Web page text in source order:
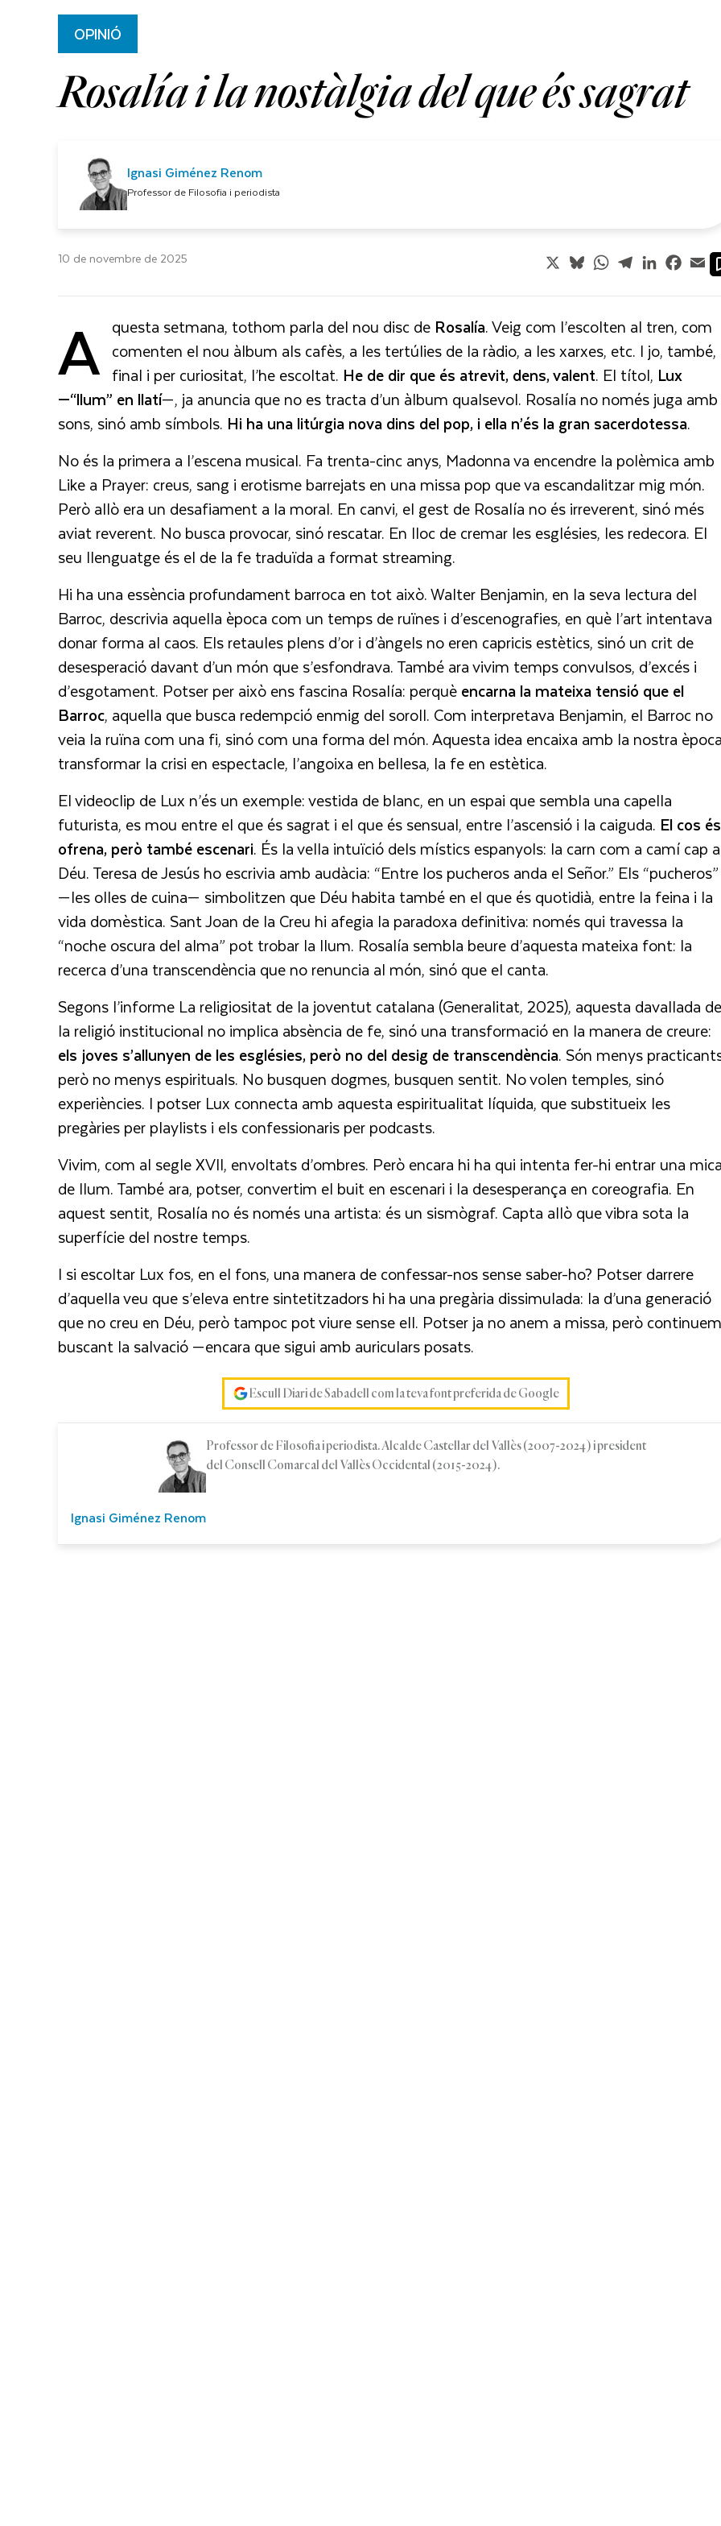
OPINIÓ
Rosalía i la nostàlgia del que és sagrat
Ignasi Giménez Renom
Professor de Filosofia i periodista
10 de novembre de 2025 X BlueskyWhatsApp
TelegramLinkedIn
A questa setmana, tothom parla del nou disc de Rosalía. Veig com l’escolten al tren, com
comenten el nou àlbum als cafès, a les tertúlies de la ràdio, a les xarxes, etc. I jo, també,
final i per curiositat, l’he escoltat. He de dir que és atrevit, dens, valent. El títol, Lux
—“llum” en llatí—, ja anuncia que no es tracta d’un àlbum qualsevol. Rosalía no només juga amb
sons, sinó amb símbols. Hi ha una litúrgia nova dins del pop, i ella n’és la gran sacerdotessa.
No és la primera a l’escena musical. Fa trenta-cinc anys, Madonna va encendre la polèmica amb
Like a Prayer: creus, sang i erotisme barrejats en una missa pop que va escandalitzar mig món.
Però allò era un desafiament a la moral. En canvi, el gest de Rosalía no és irreverent, sinó més
aviat reverent. No busca provocar, sinó rescatar. En lloc de cremar les esglésies, les redecora. El
seu llenguatge és el de la fe traduïda a format streaming.
Hi ha una essència profundament barroca en tot això. Walter Benjamin, en la seva lectura del
Barroc, descrivia aquella època com un temps de ruïnes i d’escenografies, en què l’art intentava
donar forma al caos. Els retaules plens d’or i d’àngels no eren capricis estètics, sinó un crit de
desesperació davant d’un món que s’esfondrava. També ara vivim temps convulsos, d’excés i
d’esgotament. Potser per això ens fascina Rosalía: perquèencarna la mateixa tensió que el
Barroc, aquella que busca redempció enmig del soroll. Com interpretava Benjamin, el Barroc no
veia la ruïna com una fi, sinó com una forma del món. Aquesta idea encaixa amb la nostra
transformar la crisi en espectacle, l’angoixa en bellesa, la fe en estètica.
El videoclip de Lux n’és un exemple: vestida de blanc, en un espai que sembla una capella
futurista, es mou entre el que és sagrat i el que és sensual, entre l’ascensió i la caiguda. El cos és
ofrena, però també escenari. És la vella intuïció dels místics espanyols: la carn com a camí cap a
Déu. Teresa de Jesús ho escrivia amb audàcia: “Entre los pucheros anda el Señor.” Els “pucheros”
—les olles de cuina— simbolitzen que Déu habita també en el que és quotidià, entre la feina i la
vida domèstica. Sant Joan de la Creu hi afegia la paradoxa definitiva: només qui travessa la
“noche oscura del alma” pot trobar la llum. Rosalía sembla beure d’aquesta mateixa font: la
recerca d’una transcendència que no renuncia al món, sinó que el canta.
Segons l’informe La religiositat de la joventut catalana (Generalitat, 2025), aquesta davallada de
la religió institucional no implica absència de fe, sinó una transformació en la manera de creure:
els joves s’allunyen de les esglésies, però no del desig de transcendència. Són menys
però no menys espirituals. No busquen dogmes, busquen sentit. No volen temples, sinó
experiències. I potser Lux connecta amb aquesta espiritualitat líquida, que substitueix les
pregàries per playlists i els confessionaris per podcasts.
Vivim, com al segle XVII, envoltats d’ombres. Però encara hi ha qui intenta fer-hi entrar una
de llum. També ara, potser, convertim el buit en escenari i la desesperança en coreografia. En
aquest sentit, Rosalía no és només una artista: és un sismògraf. Capta allò que vibra sota la
superfície del nostre temps.
I si escoltar Lux fos, en el fons, una manera de confessar-nos sense saber-ho? Potser darrere
d’aquella veu que s’eleva entre sintetitzadors hi ha una pregària dissimulada: la d’una generació
que no creu en Déu, però tampoc pot viure sense ell. Potser ja no anem a missa, però continuem
buscant la salvació —encara que sigui amb auriculars posats.
Escull Diari de Sabadell com la teva font preferida de Google
Ignasi Giménez Renom
Professor de Filosofia i periodista. Alcalde Castellar del Vallès (2007-2024) i president
del Consell Comarcal del Vallès Occidental (2015-2024).